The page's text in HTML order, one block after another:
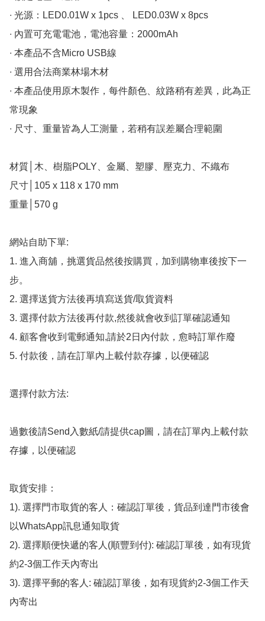
∙ 光源：LED0.01W x 1pcs 、 LED0.03W x 8pcs
∙ 內置可充電電池，電池容量：2000mAh
∙ 本產品不含Micro USB線
∙ 選用合法商業林場木材
∙ 本產品使用原木製作，每件顏色、紋路稍有差異，此為正
常現象
∙ 尺寸、重量皆為人工測量，若稍有誤差屬合理範圍
材質│木、樹脂POLY、金屬、塑膠、壓克力、不織布
尺寸│105 x 118 x 170 mm
重量│570 g
網站自助下單:
1. 進入商舖，挑選貨品然後按購買，加到購物車後按下一
步。
2. 選擇送貨方法後再填寫送貨/取貨資料
3. 選擇付款方法後再付款,然後就會收到訂單確認通知
4. 顧客會收到電郵通知,請於2日內付款，愈時訂單作廢
5. 付款後，請在訂單內上載付款存據，以便確認
選擇付款方法:
過數後請Send入數紙/請提供cap圖，請在訂單內上載付款
存據，以便確認
取貨安排：
1). 選擇門市取貨的客人：確認訂單後，貨品到達門市後會
以WhatsApp訊息通知取貨
2). 選擇順便快遞的客人(順豐到付): 確認訂單後，如有現貨
約2-3個工作天內寄出
3). 選擇平郵的客人: 確認訂單後，如有現貨約2-3個工作天
內寄出